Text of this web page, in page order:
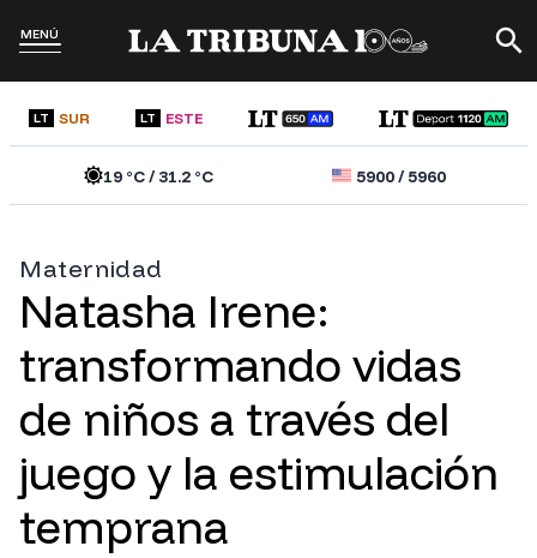
MENÚ
LT SUR LT ESTE
19 °C /31.2 °C 5900/5960
Maternidad
Natasha Irene:
transformando vidas
de niños a través del
juego y la estimulación
temprana